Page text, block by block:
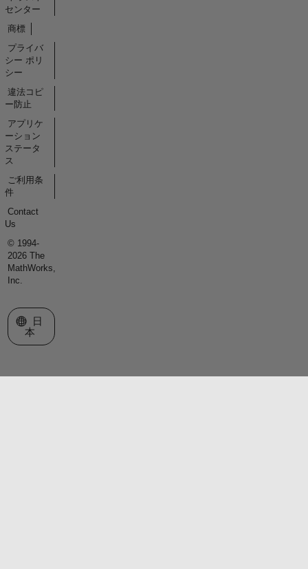
センター
商標
プライバ
シー ポリ
シー
違法コピ
ー防止
アプリケ
ーション
ステータ
ス
ご利用条
件
Contact
Us
© 1994-
2026 The
MathWorks,
Inc.
Web サイトの選択
日
本